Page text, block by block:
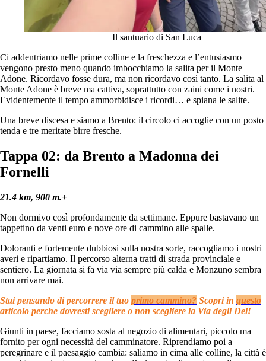
Il santuario di San Luca
Ci addentriamo nelle prime colline e la freschezza e l’entusiasmo
vengono presto meno quando imbocchiamo la salita per il Monte
Adone. Ricordavo fosse dura, ma non ricordavo così tanto. La salita al
Monte Adone è breve ma cattiva, soprattutto con zaini come i nostri.
Evidentemente il tempo ammorbidisce i ricordi… e spiana le salite.
Una breve discesa e siamo a Brento: il circolo ci accoglie con un posto
tenda e tre meritate birre fresche.
Tappa 02: da Brento a Madonna dei
Fornelli
21.4 km, 900 m.+
Non dormivo così profondamente da settimane. Eppure bastavano un
tappetino da venti euro e nove ore di cammino alle spalle.
Doloranti e fortemente dubbiosi sulla nostra sorte, raccogliamo i nostri
averi e ripartiamo. Il percorso alterna tratti di strada provinciale e
sentiero. La giornata si fa via via sempre più calda e Monzuno sembra
non arrivare mai.
Stai pensando di percorrere il tuo primo cammino? Scopri in questo
articolo perche dovresti scegliere o non scegliere la Via degli Dei!
Giunti in paese, facciamo sosta al negozio di alimentari, piccolo ma
fornito per ogni necessità del camminatore. Riprendiamo poi a
peregrinare e il paesaggio cambia: saliamo in cima alle colline, la città è